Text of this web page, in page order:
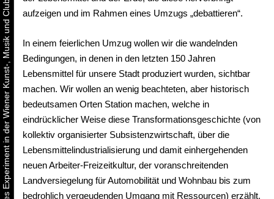
aufzeigen und im Rahmen eines Umzugs „debattieren“.
In einem feierlichen Umzug wollen wir die wandelnden
Bedingungen, in denen in den letzten 150 Jahren
Lebensmittel für unsere Stadt produziert wurden, sichtbar
machen. Wir wollen an wenig beachteten, aber historisch
bedeutsamen Orten Station machen, welche in
eindrücklicher Weise diese Transformationsgeschichte (von
kollektiv organisierter Subsistenzwirtschaft, über die
Lebensmittelindustrialisierung und damit einhergehenden
neuen Arbeiter-Freizeitkultur, der voranschreitenden
Landversiegelung für Automobilität und Wohnbau bis zum
bedrohlich vergeudenden Umgang mit Ressourcen) erzählt.